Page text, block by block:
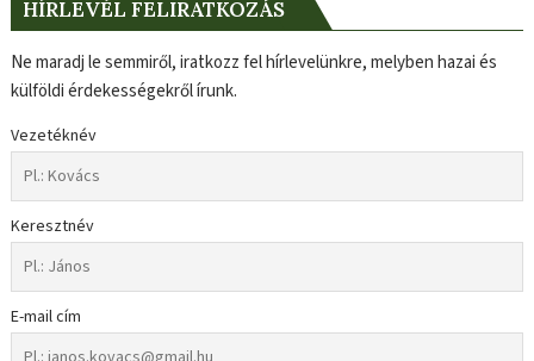
HÍRLEVÉL FELIRATKOZÁS
Ne maradj le semmiről, iratkozz fel hírlevelünkre, melyben hazai és
külföldi érdekességekről írunk.
Vezetéknév
Keresztnév
E-mail cím